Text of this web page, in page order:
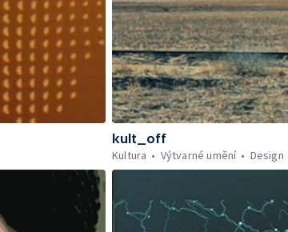
kult_off
Kultura
Výtvarné umění Design